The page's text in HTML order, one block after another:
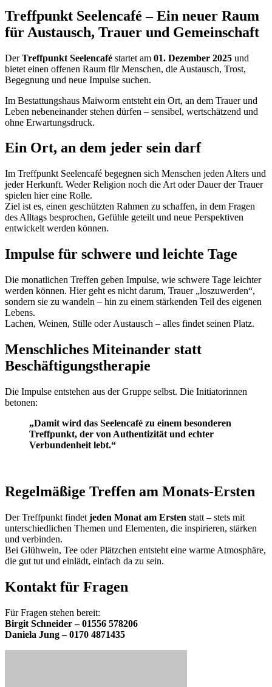
Treffpunkt Seelencafé – Ein neuer Raum
für Austausch, Trauer und Gemeinschaft
DerTreffpunkt Seelencafé startet am 01. Dezember 2025 und
bietet einen offenen Raum für Menschen, die Austausch, Trost,
Begegnung und neue Impulse suchen.
Im Bestattungshaus Maiworm entsteht ein Ort, an dem Trauer und
Leben nebeneinander stehen dürfen – sensibel, wertschätzend und
ohne Erwartungsdruck.
Ein Ort, an dem jeder sein darf
Im Treffpunkt Seelencafé begegnen sich Menschen jeden Alters und
jeder Herkunft. Weder Religion noch die Art oder Dauer der Trauer
spielen hier eine Rolle.
Ziel ist es, einen geschützten Rahmen zu schaffen, in dem Fragen
des Alltags besprochen, Gefühle geteilt und neue Perspektiven
entwickelt werden können.
Impulse für schwere und leichte Tage
Die monatlichen Treffen geben Impulse, wie schwere Tage leichter
werden können. Hier geht es nicht darum, Trauer „loszuwerden“,
sondern sie zu wandeln – hin zu einem stärkenden Teil des eigenen
Lebens.
Lachen, Weinen, Stille oder Austausch – alles findet seinen Platz.
Menschliches Miteinander statt
Beschäftigungstherapie
Die Impulse entstehen aus der Gruppe selbst. Die Initiatorinnen
betonen:
„Damit wird das Seelencafé zu einem besonderen
Treffpunkt, der von Authentizität und echter
Verbundenheit lebt.“
Regelmäßige Treffen am Monats-Ersten
Der Treffpunkt findet jeden Monat am Ersten statt – stets mit
unterschiedlichen Themen und Elementen, die inspirieren, stärken
und verbinden.
Bei Glühwein, Tee oder Plätzchen entsteht eine warme Atmosphäre,
die gut tut und einlädt, einfach da zu sein.
Kontakt für Fragen
Für Fragen stehen bereit:
Birgit Schneider – 01556 578206
Daniela Jung – 0170 4871435